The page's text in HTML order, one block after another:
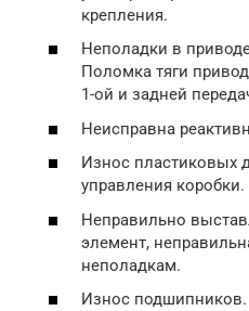
крепления.
Неполадки в
Поломка тяги
1-ой и задней
Неисправна
Износ пластиковых
управления коробки.
Неправильно
элемент,
неполадкам.
Износ подшипников.